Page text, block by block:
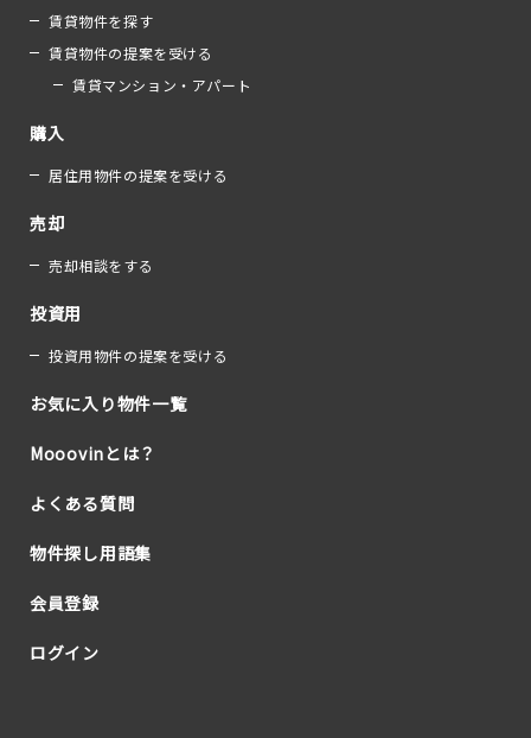
賃貸物件を探す
賃貸物件の提案を受ける
賃貸マンション・アパート
購入
居住用物件の提案を受ける
売却
売却相談をする
投資用
投資用物件の提案を受ける
お気に入り物件一覧
Mooovinとは？
よくある質問
物件探し用語集
会員登録
ログイン